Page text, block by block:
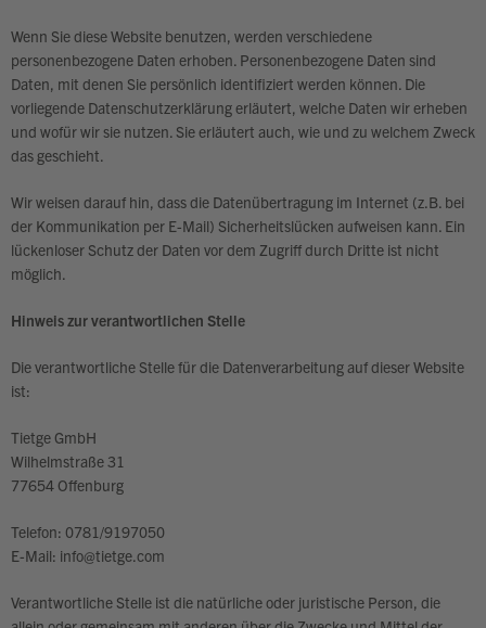
Wenn Sie diese Website benutzen, werden verschiedene
personenbezogene Daten erhoben. Personenbezogene Daten sind
Daten, mit denen Sie persönlich identifiziert werden können. Die
vorliegende Datenschutzerklärung erläutert, welche Daten wir erheben
und wofür wir sie nutzen. Sie erläutert auch, wie und zu welchem Zweck
das geschieht.
Wir weisen darauf hin, dass die Datenübertragung im Internet (z.B. bei
der Kommunikation per E-Mail) Sicherheitslücken aufweisen kann. Ein
lückenloser Schutz der Daten vor dem Zugriff durch Dritte ist nicht
möglich.
Hinweis zur verantwortlichen Stelle
Die verantwortliche Stelle für die Datenverarbeitung auf dieser Website
ist:
Tietge GmbH
Wilhelmstraße 31
77654 Offenburg
Telefon: 0781/9197050
E-Mail: info@tietge.com
Verantwortliche Stelle ist die natürliche oder juristische Person, die